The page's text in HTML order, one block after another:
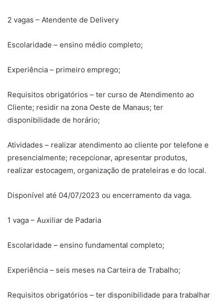
2 vagas – Atendente de Delivery
Escolaridade – ensino médio completo;
Experiência – primeiro emprego;
Requisitos obrigatórios – ter curso de Atendimento ao
Cliente; residir na zona Oeste de Manaus; ter
disponibilidade de horário;
Atividades – realizar atendimento ao cliente por telefone e
presencialmente; recepcionar, apresentar produtos,
realizar estocagem, organização de prateleiras e do local.
Disponível até 04/07/2023 ou encerramento da vaga.
1 vaga – Auxiliar de Padaria
Escolaridade – ensino fundamental completo;
Experiência – seis meses na Carteira de Trabalho;
Requisitos obrigatórios – ter disponibilidade para trabalhar